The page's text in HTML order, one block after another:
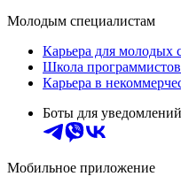
Молодым специалистам
Карьера для молодых
Школа программистов
Карьера в
Боты для уведомлений
Мобильное приложение